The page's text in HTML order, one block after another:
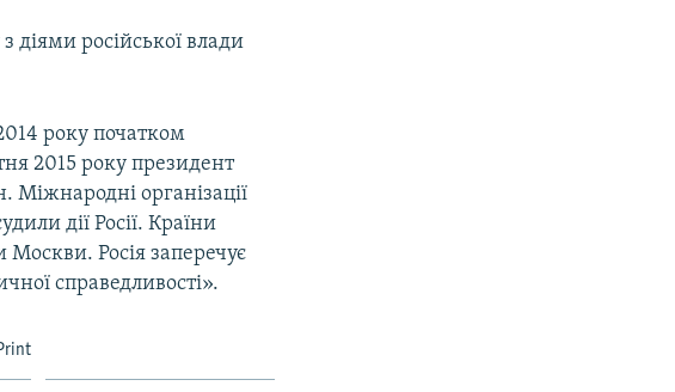
діями російської влади
року початком
2015 року президент
організації
дії Росії. Країни
Росія заперечує
справедливості».